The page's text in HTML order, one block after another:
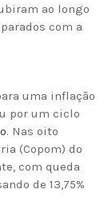
ao longo
com a
uma inflação
por um ciclo
. Nas oito
(Copom) do
com queda
de 13,75%